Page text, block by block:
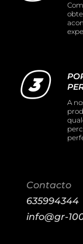
A
Contacto
635994344
info@gr-